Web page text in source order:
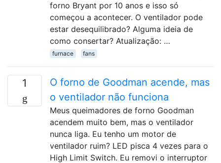
forno Bryant por 10 anos e isso só
começou a acontecer. O ventilador pode
estar desequilibrado? Alguma ideia de
como consertar? Atualização: …
furnace fans
1
O forno de Goodman acende, mas
o ventilador não funciona
Meus queimadores de forno Goodman
acendem muito bem, mas o ventilador
nunca liga. Eu tenho um motor de
ventilador ruim? LED pisca 4 vezes para o
High Limit Switch. Eu removi o interruptor